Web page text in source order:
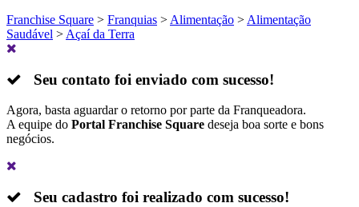
Franchise Square > Franquias > Alimentação > Alimentação
Saudável > Açaí da Terra
Seu contato foi enviado com sucesso!
Agora, basta aguardar o retorno por parte da Franqueadora.
A equipe do Portal Franchise Square deseja boa sorte e bons
negócios.
Seu cadastro foi realizado com sucesso!